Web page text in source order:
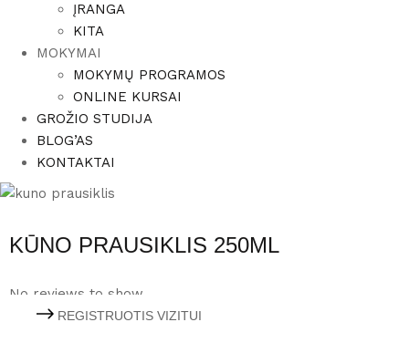
ĮRANGA
KITA
MOKYMAI
MOKYMŲ PROGRAMOS
ONLINE KURSAI
GROŽIO STUDIJA
BLOG’AS
KONTAKTAI
KŪNO PRAUSIKLIS 250ML
No reviews to show
REGISTRUOTIS VIZITUI